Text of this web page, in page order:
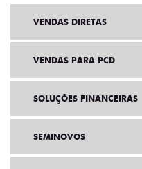
VENDAS DIRETAS
VENDAS PARA PCD
SOLUÇÕES FINANCEIRAS
SEMINOVOS